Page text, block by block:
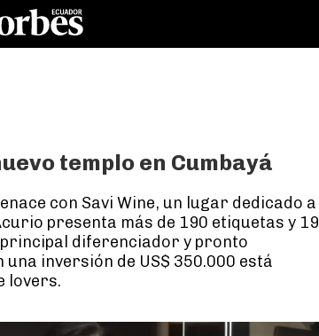
templo en Cumbayá
con Savi Wine, un lugar dedicado a
presenta más de 190 etiquetas y 19
diferenciador y pronto
inversión de US$ 350.000 está
lovers.